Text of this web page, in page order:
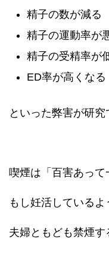
精子の数が減る
精子の運動率が
精子の受精率が
ED率が高くなる
といった弊害が研究
喫煙は「百害あって
もし妊活しているよ
夫婦ともども禁煙す